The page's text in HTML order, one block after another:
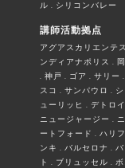
ル . シリコンバレー
講師活動拠点
アグアスカリエンテ
ンディアナポリス .
. 神戸 . ゴア . サリー
スコ . サンパウロ .
ューリッヒ . デトロ
ニュージャージー .
ートフォード . ハリ
ンキ . バルセロナ .
ト . ブリュッセル .